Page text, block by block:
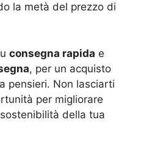
la metà del prezzo di
consegna rapida e
, per un acquisto
pensieri. Non lasciarti
per migliorare
della tua